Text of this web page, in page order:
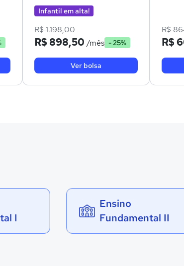
Infantil em alta!
R$ 1.198,00
R$ 898,50 /mês - 25%
Ver bolsa
R$
R$
I
Ensino
Fundamental II